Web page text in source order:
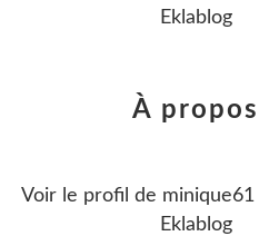
Eklablog
À propos
Voir le profil de minique61
Eklablog